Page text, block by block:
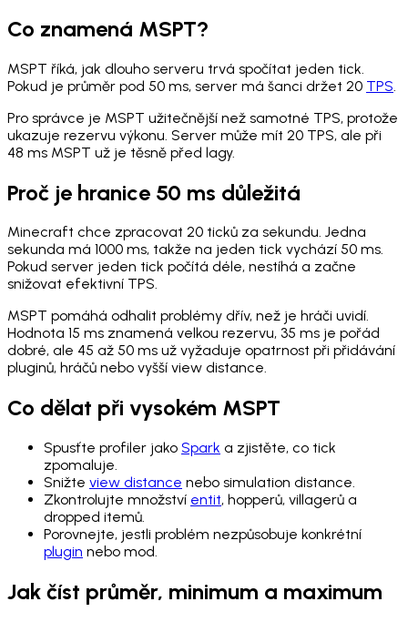
Co znamená MSPT?
MSPT říká, jak dlouho serveru trvá spočítat jeden tick.
Pokud je průměr pod 50 ms, server má šanci držet 20 TPS
Pro správce je MSPT užitečnější než samotné TPS, protože
ukazuje rezervu výkonu. Server může mít 20 TPS, ale při
48 ms MSPT už je těsně před lagy.
Proč je hranice 50 ms důležitá
Minecraft chce zpracovat 20 ticků za sekundu. Jedna
sekunda má 1000 ms, takže na jeden tick vychází 50 ms.
Pokud server jeden tick počítá déle, nestíhá a začne
snižovat efektivní TPS.
MSPT pomáhá odhalit problémy dřív, než je hráči uvidí.
Hodnota 15 ms znamená velkou rezervu, 35 ms je pořád
dobré, ale 45 až 50 ms už vyžaduje opatrnost při přidávání
pluginů, hráčů nebo vyšší view distance.
Co dělat při vysokém MSPT
Spusťte profiler jako Spark a zjistěte, co tick
zpomaluje.
Snižte view distance nebo simulation distance.
Zkontrolujte množství entit, hopperů, villagerů a
dropped itemů.
Porovnejte, jestli problém nezpůsobuje konkrétní
plugin nebo mod.
Jak číst průměr, minimum a maximum